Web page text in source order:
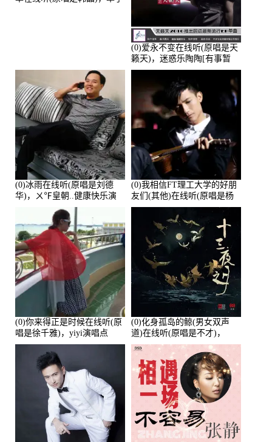
(0)爱永不变在线听(原唱是天
籁天)，迷惑乐陶陶[有事暂
离]演唱点播:27678次
(0)冰雨在线听(原唱是刘德
华)，ㄨ℉皇朝..健康快乐演
(0)我相信FT理工大学的好朋
友们(其他)在线听(原唱是杨
培安)，老乔演唱点播:23714
(0)你来得正是时候在线听(原
唱是徐千雅)，yiyi演唱点
播:21991次
(0)化身孤岛的鲸(男女双声
道)在线听(原唱是不才)，
HGBai演唱点播:19428次